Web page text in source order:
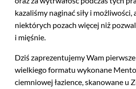
kazaliśmy naginać siły i
niektórych pozach więcej niż
i mięśnie.
Dziś zaprezentujemy Wam
wielkiego formatu wykonane
ciemniowej łazience, skanowane u